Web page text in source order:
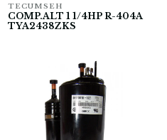
TECUMSEH
COMP.ALT 1 1/4HP R-404A
TYA2438ZKS